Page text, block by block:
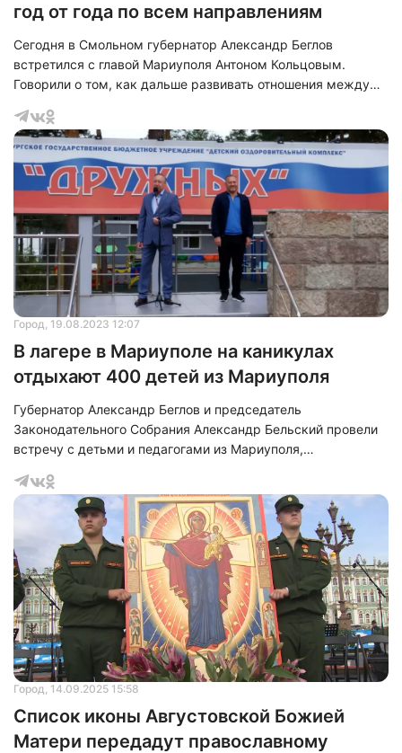
год от года по всем направлениям
Сегодня в Смольном губернатор Александр Беглов
встретился с главой Мариуполя Антоном Кольцовым.
Говорили о том, как дальше развивать отношения между
Петербурга и Мариуполя становятся только крепче с
каждым годом и по всем направлениям. Петербуржцы
помогают мариупольцам не по приказу, а по зову сердца —
они понимают и разделяют боль жителей города. Ведь 80
лет назад Ленинград тоже прошёл через ужасы войны с
фашистами, которая унесла жизни почти милл
Город, 19.08.2023 12:07
В лагере в Мариуполе на каникулах
отдыхают 400 детей из Мариуполя
Губернатор Александр Беглов и председатель
Законодательного Собрания Александр Бельский провели
встречу с детьми и педагогами из Мариуполя,
Молодежное. Эта смена стала заключительной для этого
года. В период с 11 по 24 августа в лагере отдыхает 400
детей, сопровождаемых 20 педагогами.
Город, 14.09.2025 15:58
Список иконы Августовской Божией
Матери передадут православному